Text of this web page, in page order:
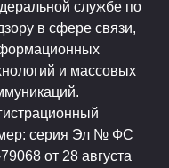
службе по
в сфере связи,
и массовых
серия Эл № ФС
от 28 августа